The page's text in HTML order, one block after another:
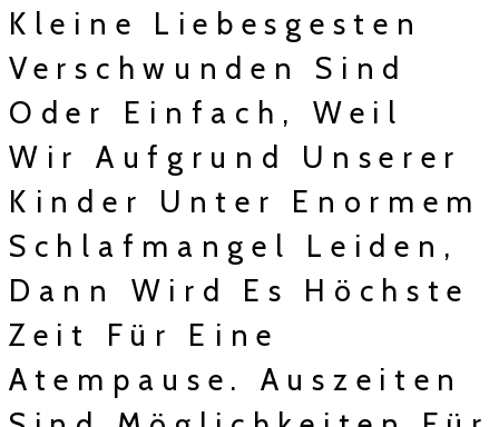
Kleine Liebesgesten
Verschwunden Sind
Oder Einfach, Weil
Wir Aufgrund Unserer
Kinder Unter Enormem
Schlafmangel Leiden,
Dann Wird Es Höchste
Zeit Für Eine
Atempause. Auszeiten